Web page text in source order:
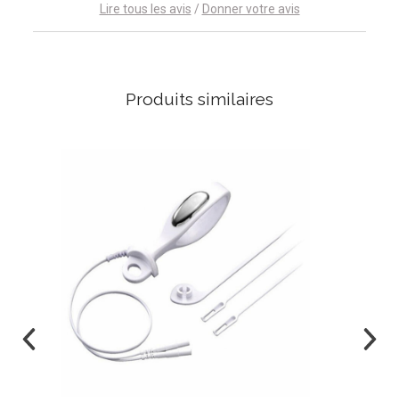
Lire tous les avis / Donner votre avis
Produits similaires